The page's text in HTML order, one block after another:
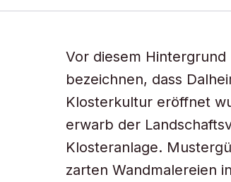
Vor diesem
bezeichnen, dass
Klosterkultur eröffnet
erwarb der
Klosteranlage.
zarten Wandmalereien